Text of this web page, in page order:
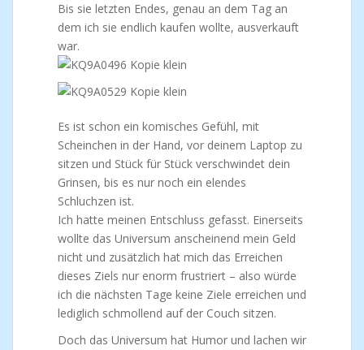
Bis sie letzten Endes, genau an dem Tag an
dem ich sie endlich kaufen wollte, ausverkauft
war.
Es ist schon ein komisches Gefühl, mit
Scheinchen in der Hand, vor deinem Laptop zu
sitzen und Stück für Stück verschwindet dein
Grinsen, bis es nur noch ein elendes
Schluchzen ist.
Ich hatte meinen Entschluss gefasst. Einerseits
wollte das Universum anscheinend mein Geld
nicht und zusätzlich hat mich das Erreichen
dieses Ziels nur enorm frustriert – also würde
ich die nächsten Tage keine Ziele erreichen und
lediglich schmollend auf der Couch sitzen.
Doch das Universum hat Humor und lachen wir